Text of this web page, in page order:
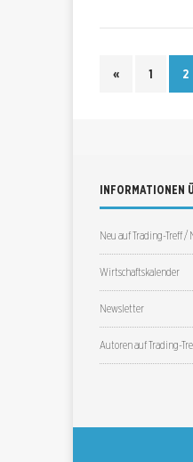
« 1 2
INFORMATIONEN
Neu auf Trading-Treff /
Wirtschaftskalender
Newsletter
Autoren auf Trading-